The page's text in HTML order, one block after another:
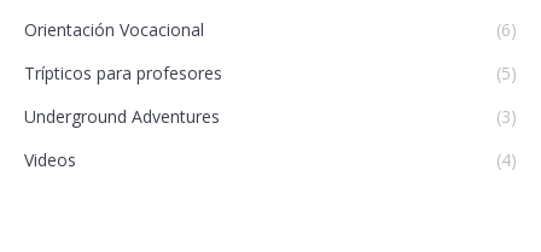
Orientación Vocacional
(6)
Trípticos para profesores
(5)
Underground Adventures
(3)
Videos
(4)